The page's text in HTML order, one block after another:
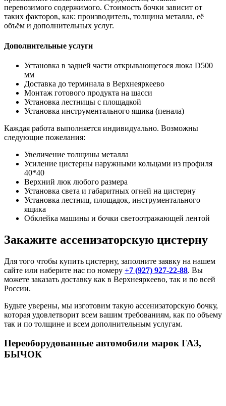
перевозимого содержимого. Стоимость бочки зависит от
таких факторов, как: производитель, толщина металла, её
объём и дополнительных услуг.
Дополнительные услуги
Установка в задней части открывающегося люка D500
мм
Доставка до терминала в Верхнеяркеево
Монтаж готового продукта на шасси
Установка лестницы с площадкой
Установка инструментального ящика (пенала)
Каждая работа выполняется индивидуально. Возможны
следующие пожелания:
Увеличение толщины металла
Усиление цистерны наружными кольцами из профиля
40*40
Верхний люк любого размера
Установка света и габаритных огней на цистерну
Установка лестниц, площадок, инструментального
ящика
Обклейка машины и бочки светоотражающей лентой
Закажите ассенизаторскую цистерну
Для того чтобы купить цистерну, заполните заявку на нашем
сайте или наберите нас по номеру +7 (927) 927-22-88. Вы
можете заказать доставку как в Верхнеяркеево, так и по всей
России.
Будьте уверены, мы изготовим такую ассенизаторскую бочку,
которая удовлетворит всем вашим требованиям, как по объему
так и по толщине и всем дополнительным услугам.
Переоборудованные автомобили марок ГАЗ,
БЫЧОК